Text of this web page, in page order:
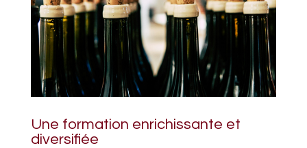
Une formation enrichissante et
diversifiée